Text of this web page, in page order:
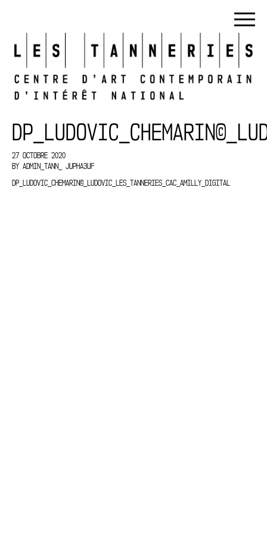
27 OCTOBRE 2020
BY ADMIN_TANN_ JUPHA3UF
DP_LUDOVIC_CHEMARIN©_LUDOVIC_LES_TANNERIES_CAC_AMILLY_DIGITAL